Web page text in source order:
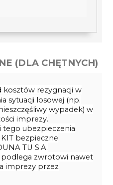
(DLA CHĘTNYCH)
kosztów rezygnacji w
sytuacji losowej (np.
wypadek) w
imprezy.
tego ubezpieczenia
bezpieczne
TU S.A.
zwrotowi nawet
imprezy przez